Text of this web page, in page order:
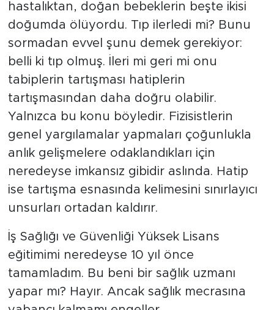
hastalıktan, doğan bebeklerin beşte ikisi
doğumda ölüyordu. Tıp ilerledi mi? Bunu
sormadan evvel şunu demek gerekiyor:
belli ki tıp olmuş. İleri mi geri mi onu
tabiplerin tartışması hatiplerin
tartışmasından daha doğru olabilir.
Yalnızca bu konu böyledir. Fizisistlerin
genel yargılamalar yapmaları çoğunlukla
anlık gelişmelere odaklandıkları için
neredeyse imkansız gibidir aslında. Hatip
ise tartışma esnasında kelimesini sınırlayıcı
unsurları ortadan kaldırır.
İş Sağlığı ve Güvenliği Yüksek Lisans
eğitimimi neredeyse 10 yıl önce
tamamladım. Bu beni bir sağlık uzmanı
yapar mı? Hayır. Ancak sağlık mecrasına